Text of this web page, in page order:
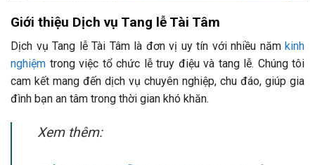
Giới thiệu Dịch vụ Tang lễ Tài Tâm
Dịch vụ Tang lễ Tài Tâm là đơn vị uy tín với nhiều năm kinh
nghiệm trong việc tổ chức lễ truy điệu và tang lễ. Chúng tôi
cam kết mang đến dịch vụ chuyên nghiệp, chu đáo, giúp gia
đình bạn an tâm trong thời gian khó khăn.
Xem thêm: